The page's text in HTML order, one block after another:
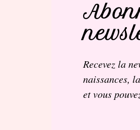
Recevez la
naissances,
et vous